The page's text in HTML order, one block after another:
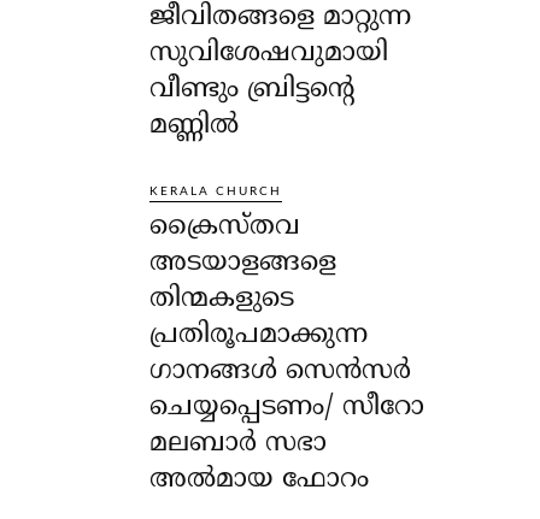
ജീവിതങ്ങളെ മാറ്റുന്ന
സുവിശേഷവുമായി
വീണ്ടും ബ്രിട്ടന്റെ
മണ്ണിൽ
KERALA CHURCH
ക്രൈസ്തവ
അടയാളങ്ങളെ
തിന്മകളുടെ
പ്രതിരൂപമാക്കുന്ന
ഗാനങ്ങൾ സെൻസർ
ചെയ്യപ്പെടണം/ സീറോ
മലബാർ സഭാ
അൽമായ ഫോറം